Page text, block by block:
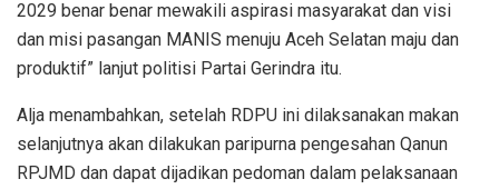
2029 benar benar mewakili aspirasi masyarakat dan visi
dan misi pasangan MANIS menuju Aceh Selatan maju dan
produktif” lanjut politisi Partai Gerindra itu.
Alja menambahkan, setelah RDPU ini dilaksanakan makan
selanjutnya akan dilakukan paripurna pengesahan Qanun
RPJMD dan dapat dijadikan pedoman dalam pelaksanaan